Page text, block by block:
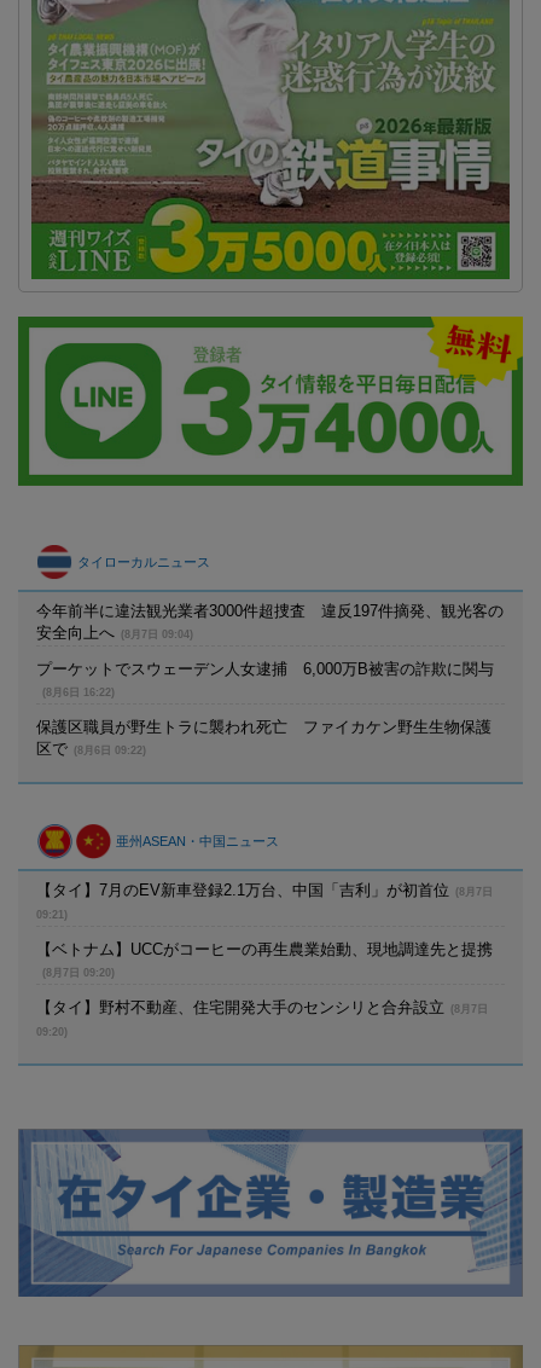
タイローカルニュース
今年前半に違法観光業者3000件超捜査 違反197件摘発、観光客の
安全向上へ
(8月7日 09:04)
プーケットでスウェーデン人女逮捕 6,000万B被害の詐欺に関与
(8月6日 16:22)
保護区職員が野生トラに襲われ死亡 ファイカケン野生生物保護
区で
(8月6日 09:22)
亜州ASEAN・中国ニュース
【タイ】7月のEV新車登録2.1万台、中国「吉利」が初首位
(8月7日
09:21)
【ベトナム】UCCがコーヒーの再生農業始動、現地調達先と提携
(8月7日 09:20)
【タイ】野村不動産、住宅開発大手のセンシリと合弁設立
(8月7日
09:20)